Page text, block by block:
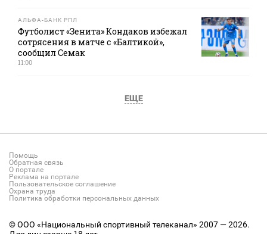
АЛЬФА-БАНК РПЛ
Футболист «Зенита» Кондаков избежал
сотрясения в матче с «Балтикой»,
сообщил Семак
11:00
ЕЩЕ
Помощь
Обратная связь
О портале
Реклама на портале
Пользовательское соглашение
Охрана труда
Политика обработки персональных данных
© ООО «Национальный спортивный телеканал» 2007 — 2026.